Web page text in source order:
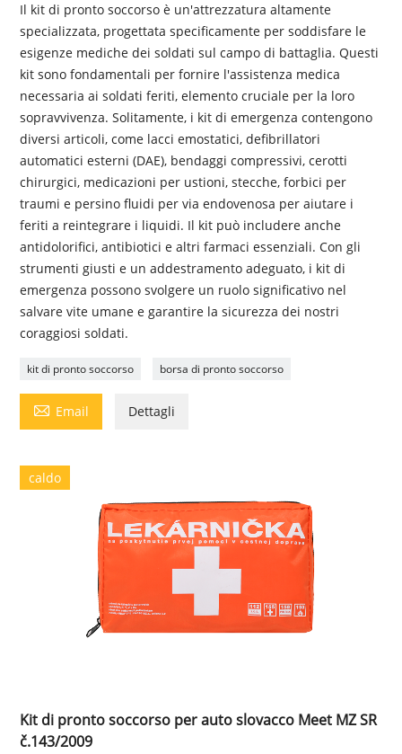
Il kit di pronto soccorso è un'attrezzatura altamente
specializzata, progettata specificamente per soddisfare le
esigenze mediche dei soldati sul campo di battaglia. Questi
kit sono fondamentali per fornire l'assistenza medica
necessaria ai soldati feriti, elemento cruciale per la loro
sopravvivenza. Solitamente, i kit di emergenza contengono
diversi articoli, come lacci emostatici, defibrillatori
automatici esterni (DAE), bendaggi compressivi, cerotti
chirurgici, medicazioni per ustioni, stecche, forbici per
traumi e persino fluidi per via endovenosa per aiutare i
feriti a reintegrare i liquidi. Il kit può includere anche
antidolorifici, antibiotici e altri farmaci essenziali. Con gli
strumenti giusti e un addestramento adeguato, i kit di
emergenza possono svolgere un ruolo significativo nel
salvare vite umane e garantire la sicurezza dei nostri
coraggiosi soldati.
kit di pronto soccorso borsa di pronto soccorso
 Email Dettagli
caldo
Kit di pronto soccorso per auto slovacco Meet MZ SR
č.143/2009